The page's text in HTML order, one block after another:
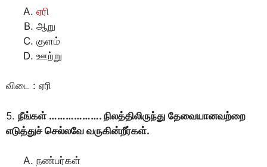
ஏரி
ஆறு
குளம்
ஊற்று
விடை : ஏரி
5. நீங்கள் ………………. நிலத்திலிருந்து தேவையானவற்றை
எடுத்துச் செல்லவே வருகின்றீர்கள்.
நண்பர்கள்